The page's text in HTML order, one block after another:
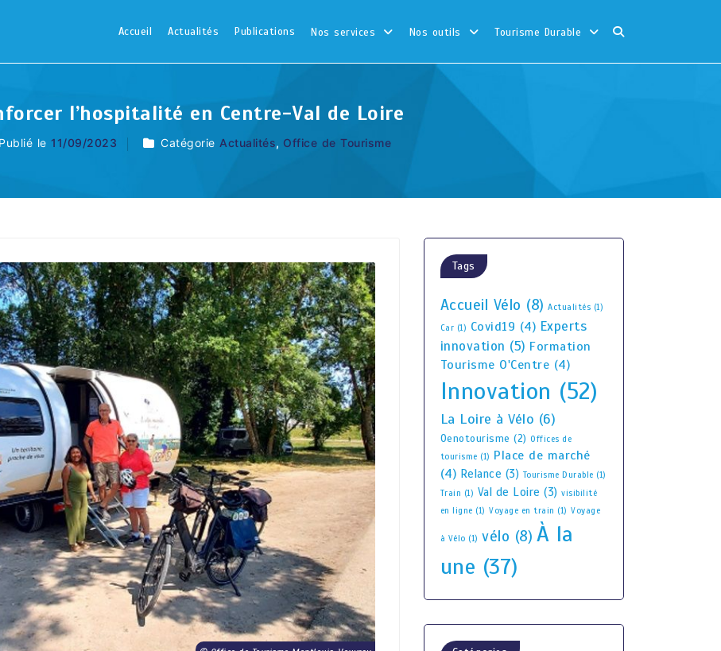
Accueil Actualités Publications Nos services Nos outils Tourisme Durable
l’hospitalité en Centre-Val de Loire
Publié le 11/09/2023 Catégorie Actualités, Office de Tourisme
Tags
Accueil Vélo (8) Actualités (1)
Car (1) Covid19 (4) Experts
innovation (5) Formation
Tourisme O'Centre (4)
Innovation (52)
La Loire à Vélo (6)
Oenotourisme (2) Offices de
tourisme (1) Place de marché
(4) Relance (3) Tourisme Durable (1)
Train (1) Val de Loire (3) visibilité
en ligne (1) Voyage en train (1) Voyage
à Vélo (1) vélo (8) À la
une (37)